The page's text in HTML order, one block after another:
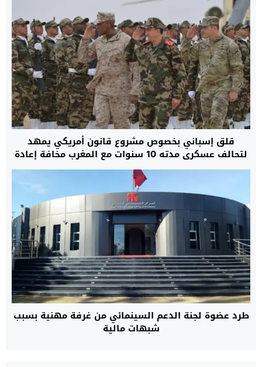
قلق إسباني بخصوص مشروع قانون أمريكي يمهد
لتحالف عسكري مدته 10 سنوات مع المغرب مخافة إعادة
رسم موازين القوة بمنطقة غرب المتوسط
طرد عضوة لجنة الدعم السينمائي من غرفة مهنية بسبب
شبهات مالية